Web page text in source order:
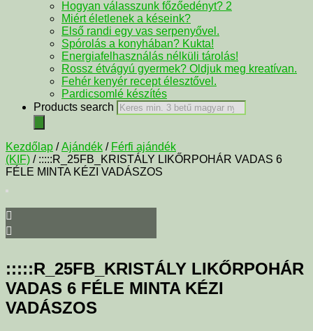
Hogyan válasszunk főzőedényt? 2
Miért életlenek a késeink?
Első randi egy vas serpenyővel.
Spórolás a konyhában? Kukta!
Energiafelhasználás nélküli tárolás!
Rossz étvágyú gyermek? Oldjuk meg kreatívan.
Fehér kenyér recept élesztővel.
Pardicsomlé készítés
Products search
Kezdőlap /Ajándék / Férfi ajándék
(KIF) / :::::R_25FB_KRISTÁLY LIKŐRPOHÁR VADAS 6
FÉLE MINTA KÉZI VADÁSZOS
:::::R_25FB_KRISTÁLY LIKŐRPOHÁR
VADAS 6 FÉLE MINTA KÉZI
VADÁSZOS